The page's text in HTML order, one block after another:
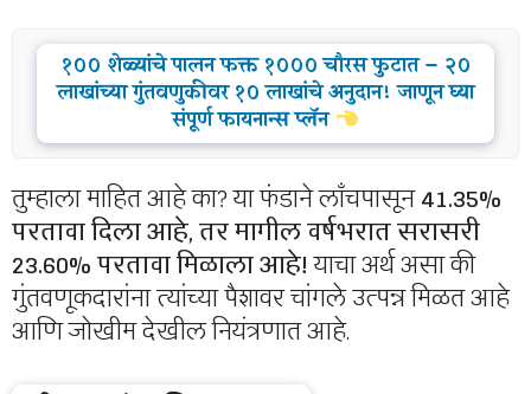
१०० शेळ्यांचे पालन फक्त १००० चौरस फुटात – २०
लाखांच्या गुंतवणुकीवर १० लाखांचे अनुदान! जाणून घ्या
संपूर्ण फायनान्स प्लॅन
तुम्हाला माहित आहे का? या फंडाने लाँचपासून41.35%
परतावा दिला आहे, तर मागील वर्षभरात सरासरी
23.60% परतावा मिळाला आहे!याचा अर्थ असा की
गुंतवणूकदारांना त्यांच्या पैशावर चांगले उत्पन्न मिळत आहे
आणि जोखीम देखील नियंत्रणात आहे.